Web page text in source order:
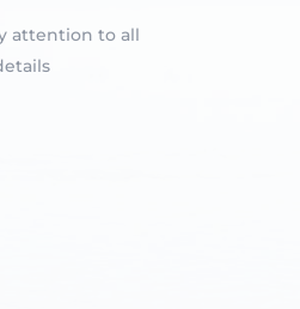
attention to all